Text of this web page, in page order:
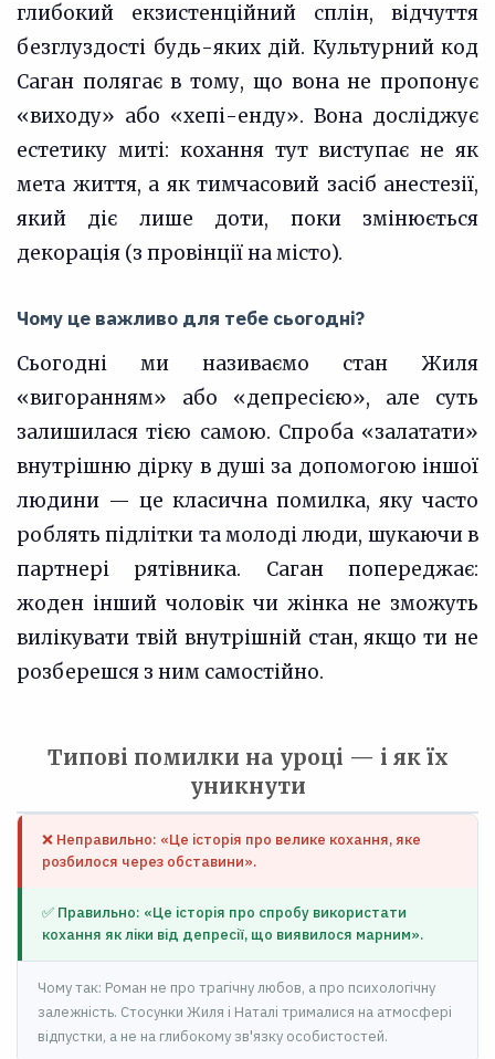
глибокий екзистенційний сплін, відчуття
безглуздості будь-яких дій. Культурний код
Саган полягає в тому, що вона не пропонує
«виходу» або «хепі-енду». Вона досліджує
естетику миті: кохання тут виступає не як
мета життя, а як тимчасовий засіб анестезії,
який діє лише доти, поки змінюється
декорація (з провінції на місто).
Чому це важливо для тебе сьогодні?
Сьогодні ми називаємо стан Жиля
«вигоранням» або «депресією», але суть
залишилася тією самою. Спроба «залатати»
внутрішню дірку в душі за допомогою іншої
людини — це класична помилка, яку часто
роблять підлітки та молоді люди, шукаючи в
партнері рятівника. Саган попереджає:
жоден інший чоловік чи жінка не зможуть
вилікувати твій внутрішній стан, якщо ти не
розберешся з ним самостійно.
Типові помилки на уроці — і як їх
уникнути
❌ Неправильно: «Це історія про велике кохання, яке
розбилося через обставини».
✅ Правильно: «Це історія про спробу використати
кохання як ліки від депресії, що виявилося марним».
Чому так: Роман не про трагічну любов, а про психологічну
залежність. Стосунки Жиля і Наталі трималися на атмосфері
відпустки, а не на глибокому зв'язку особистостей.